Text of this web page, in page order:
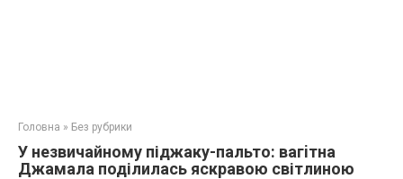
Головна » Без рубрики
У незвичайному піджаку-пальто: вaгiтна
Джамала поділилась яскравою світлиною